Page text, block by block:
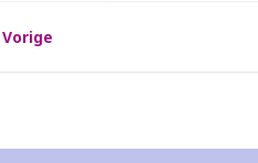
Vorige